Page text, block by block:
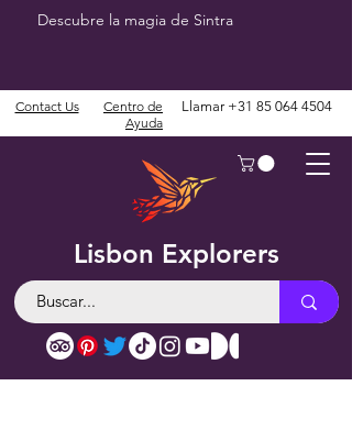
Descubre la magia de Sintra
Lisbon Explorers
Contact Us
Centro de
Ayuda
Llamar +31 85 064 4504